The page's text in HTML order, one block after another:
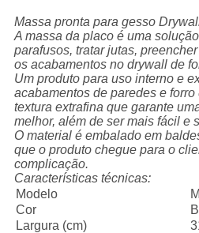
Massa pronta para gesso
A massa da placo é uma
parafusos, tratar jutas,
os acabamentos no drywall de
Um produto para uso interno e
acabamentos de paredes e
textura extrafina que garante
melhor, além de ser mais fácil e
O material é embalado em
que o produto chegue para o
complicação.
Características técnicas:
Modelo
Cor
Largura (cm)